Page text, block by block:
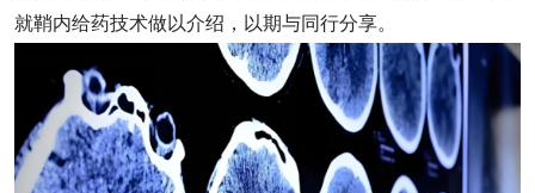
就鞘内给药技术做以介绍，以期与同行分享。